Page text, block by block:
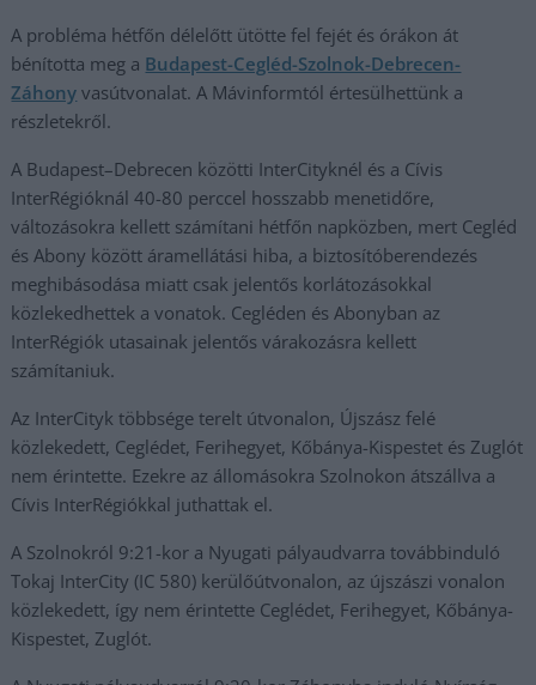
A probléma hétfőn délelőtt ütötte fel fejét és órákon át
bénította meg a Budapest-Cegléd-Szolnok-Debrecen-
Záhony vasútvonalat. A Mávinformtól értesülhettünk a
részletekről.
A Budapest–Debrecen közötti InterCityknél és a Cívis
InterRégióknál 40-80 perccel hosszabb menetidőre,
változásokra kellett számítani hétfőn napközben, mert Cegléd
és Abony között áramellátási hiba, a biztosítóberendezés
meghibásodása miatt csak jelentős korlátozásokkal
közlekedhettek a vonatok. Cegléden és Abonyban az
InterRégiók utasainak jelentős várakozásra kellett
számítaniuk.
Az InterCityk többsége terelt útvonalon, Újszász felé
közlekedett, Ceglédet, Ferihegyet, Kőbánya-Kispestet és Zuglót
nem érintette. Ezekre az állomásokra Szolnokon átszállva a
Cívis InterRégiókkal juthattak el.
A Szolnokról 9:21-kor a Nyugati pályaudvarra továbbinduló
Tokaj InterCity (IC 580) kerülőútvonalon, az újszászi vonalon
közlekedett, így nem érintette Ceglédet, Ferihegyet, Kőbánya-
Kispestet, Zuglót.